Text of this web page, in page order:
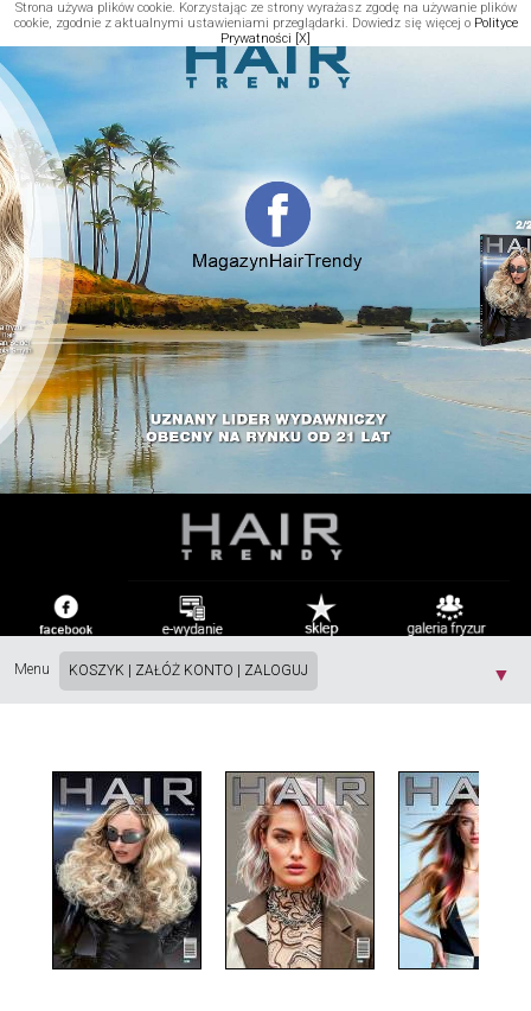
Menu ▼
KOSZYK ZAŁÓŻ KONTO ZALOGUJ
Strona używa plików cookie. Korzystając ze strony wyrażasz zgodę na używanie plików
cookie, zgodnie z aktualnymi ustawieniami przeglądarki. Dowiedz się więcej o Polityce
Prywatności [X]